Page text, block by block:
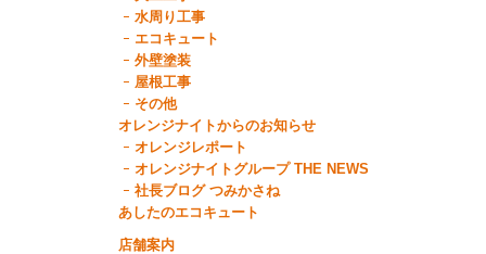
水周り工事
エコキュート
外壁塗装
屋根工事
その他
オレンジナイトからのお知らせ
オレンジレポート
オレンジナイトグループ THE NEWS
社長ブログ つみかさね
あしたのエコキュート
店舗案内